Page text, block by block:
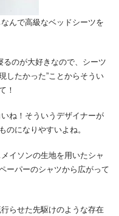
んで高級なベッドシーツを
るのが大好きなので、シーツ
したかった”ことからそうい
！
ね！そういうデザイナーが
のになりやすいよね。
イソンの生地を用いたシャ
ーパーのシャツから広がって
らせた先駆けのような存在